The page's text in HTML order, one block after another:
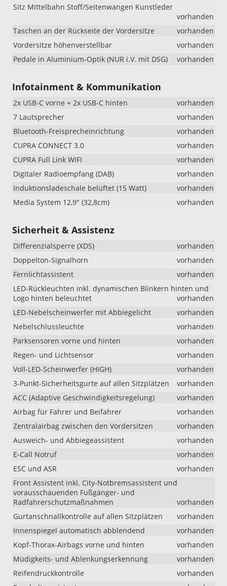
Sitz Mittelbahn Stoff/Seitenwangen Kunstleder
vorhanden
Taschen an der Rückseite der Vordersitze
vorhanden
Vordersitze höhenverstellbar
vorhanden
Pedale in Aluminium-Optik (NUR i.V. mit DSG)
vorhanden
Infotainment & Kommunikation
2x USB-C vorne + 2x USB-C hinten
vorhanden
7 Lautsprecher
vorhanden
Bluetooth-Freisprecheinrichtung
vorhanden
CUPRA CONNECT 3.0
vorhanden
CUPRA Full Link WIFI
vorhanden
Digitaler Radioempfang (DAB)
vorhanden
Induktionsladeschale belüftet (15 Watt)
vorhanden
Media System 12,9" (32,8cm)
vorhanden
Sicherheit & Assistenz
Differenzialsperre (XDS)
vorhanden
Doppelton-Signalhorn
vorhanden
Fernlichtassistent
vorhanden
LED-Rückleuchten inkl. dynamischen Blinkern hinten und
Logo hinten beleuchtet
vorhanden
LED-Nebelscheinwerfer mit Abbiegelicht
vorhanden
Nebelschlussleuchte
vorhanden
Parksensoren vorne und hinten
vorhanden
Regen- und Lichtsensor
vorhanden
Voll-LED-Scheinwerfer (HIGH)
vorhanden
3-Punkt-Sicherheitsgurte auf allen Sitzplätzen
vorhanden
ACC (Adaptive Geschwindigkeitsregelung)
vorhanden
Airbag für Fahrer und Beifahrer
vorhanden
Zentralairbag zwischen den Vordersitzen
vorhanden
Ausweich- und Abbiegeassistent
vorhanden
E-Call Notruf
vorhanden
ESC und ASR
vorhanden
Front Assistent inkl. City-Notbremsassistent und
vorausschauenden Fußgänger- und
Radfahrerschutzmaßnahmen
vorhanden
Gurtanschnallkontrolle auf allen Sitzplätzen
vorhanden
Innenspiegel automatisch abblendend
vorhanden
Kopf-Thorax-Airbags vorne und hinten
vorhanden
Müdigkeits- und Ablenkungserkennung
vorhanden
Reifendruckkontrolle
vorhanden